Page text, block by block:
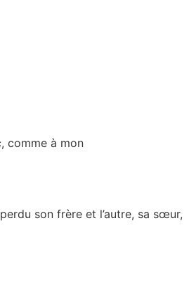
comme à mon
son frère et l’autre, sa sœur,